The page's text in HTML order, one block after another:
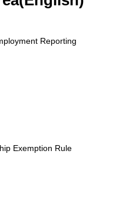
Reporting
Exemption Rule